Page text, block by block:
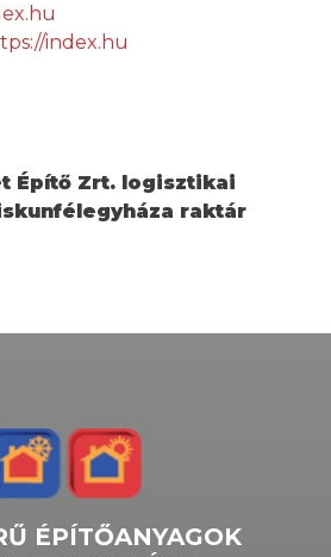
index.hu
Építő Zrt. logisztikai
raktár
ÉPÍTŐANYAGOK